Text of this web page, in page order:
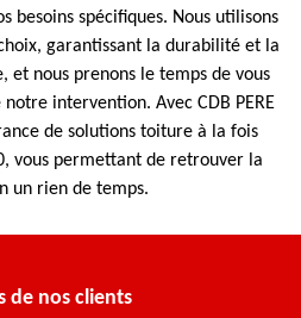
besoins spécifiques. Nous utilisons
garantissant la durabilité et la
et nous prenons le temps de vous
intervention. Avec CDB PERE
de solutions toiture à la fois
vous permettant de retrouver la
un rien de temps.
de nos clients